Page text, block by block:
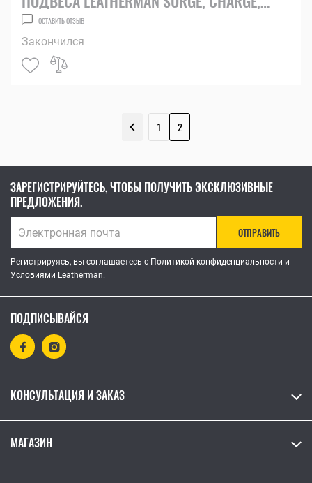
WAVEОСТАВИТЬ ОТЗЫВ
Закончился
1 2
ЗАРЕГИСТРИРУЙТЕСЬ, ЧТОБЫ ПОЛУЧИТЬ ЭКСКЛЮЗИВНЫЕ
ПРЕДЛОЖЕНИЯ.
ОТПРАВИТЬ
Регистрируясь, вы соглашаетесь с Политикой конфиденциальности и
Условиями Leatherman.
ПОДПИСЫВАЙСЯ
КОНСУЛЬТАЦИЯ И ЗАКАЗ
МАГАЗИН